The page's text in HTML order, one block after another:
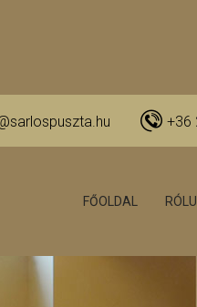
+36
FŐOLDAL